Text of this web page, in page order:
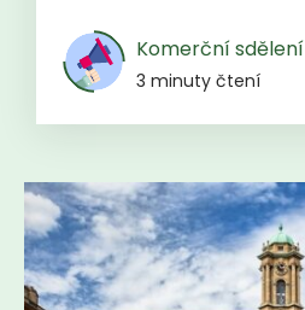
Komerční sdělení
3 minuty čtení